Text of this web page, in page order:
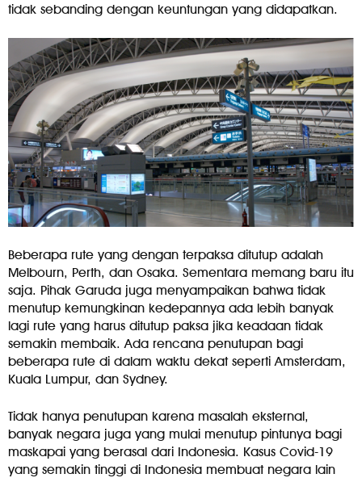
tidak sebanding dengan keuntungan yang didapatkan.
Beberapa rute yang dengan terpaksa ditutup adalah
Melbourn, Perth, dan Osaka. Sementara memang baru itu
saja. Pihak Garuda juga menyampaikan bahwa tidak
menutup kemungkinan kedepannya ada lebih banyak
lagi rute yang harus ditutup paksa jika keadaan tidak
semakin membaik. Ada rencana penutupan bagi
beberapa rute di dalam waktu dekat seperti Amsterdam,
Kuala Lumpur, dan Sydney.
Tidak hanya penutupan karena masalah eksternal,
banyak negara juga yang mulai menutup pintunya bagi
maskapai yang berasal dari Indonesia. Kasus Covid-19
yang semakin tinggi di Indonesia membuat negara lain